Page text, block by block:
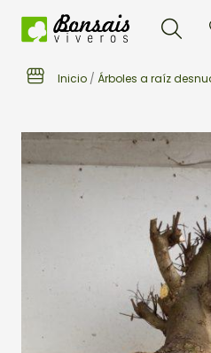
Inicio / Árboles a raíz